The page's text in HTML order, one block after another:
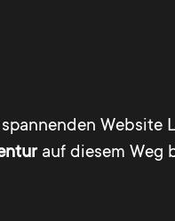
Website
auf diesem Weg